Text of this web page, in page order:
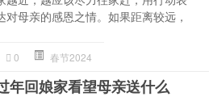
对母亲的感恩之情。如果距离较远，
0 春节2024
年回娘家看望母亲送什么